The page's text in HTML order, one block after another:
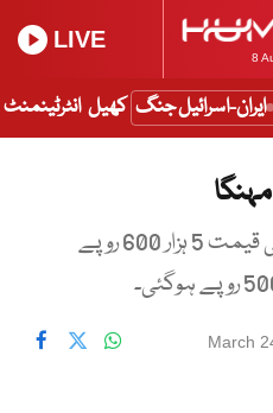
8
LIVE
ایران-اسرائیل جنگ کھیل انٹرٹینمنٹ
جمعے کے روز فی تولہ سونے کی قیمت 5 ہزار 600 روپے
March